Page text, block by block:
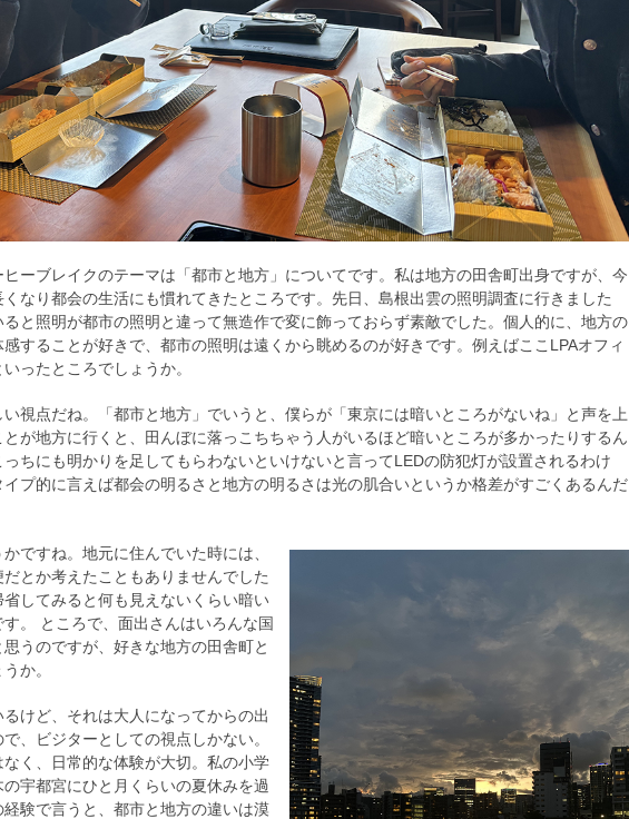
ーブレイクのテーマは「都市と地方」についてです。私は地方の田舎町出身ですが、今
なり都会の生活にも慣れてきたところです。先日、島根出雲の照明調査に行きました
と照明が都市の照明と違って無造作で変に飾っておらず素敵でした。個人的に、地方の
することが好きで、都市の照明は遠くから眺めるのが好きです。例えばここLPAオフィ
ったところでしょうか。
い視点だね。「都市と地方」でいうと、僕らが「東京には暗いところがないね」と声を上
が地方に行くと、田んぼに落っこちちゃう人がいるほど暗いところが多かったりするん
ちにも明かりを足してもらわないといけないと言ってLEDの防犯灯が設置されるわけ
プ的に言えば都会の明るさと地方の明るさは光の肌合いというか格差がすごくあるんだ
ですね。地元に住んでいた時には、
とか考えたこともありませんでした
してみると何も見えないくらい暗い
。 ところで、面出さんはいろんな国
うのですが、好きな地方の田舎町と
か。
けど、それは大人になってからの出
、ビジターとしての視点しかない。
く、日常的な体験が大切。私の小学
宇都宮にひと月くらいの夏休みを過
経験で言うと、都市と地方の違いは漠